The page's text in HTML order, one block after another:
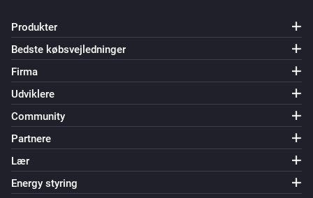
Produkter
Bedste købsvejledninger
Firma
Udviklere
Community
Partnere
Lær
Energy styring